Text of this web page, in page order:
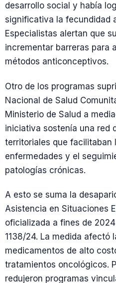
desarrollo social y había
significativa la fecundidad
Especialistas alertan que
incrementar barreras para
métodos anticonceptivos.
Otro de los programas
Nacional de Salud
Ministerio de Salud a
iniciativa sostenía una red
territoriales que facilitaban
enfermedades y el
patologías crónicas.
A esto se suma la
Asistencia en Situaciones
oficializada a fines de
1138/24. La medida afectó
medicamentos de alto
tratamientos oncológicos.
redujeron programas